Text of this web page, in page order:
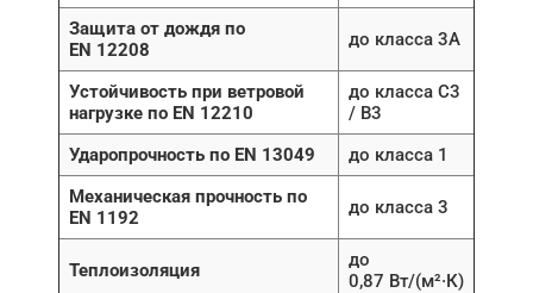
Защита от дождя по
EN 12208
до класса 3A
Устойчивость при ветровой
нагрузке по EN 12210
до класса C3
/ B3
Ударопрочность по EN 13049
до класса 1
Механическая прочность по
EN 1192
до класса 3
Теплоизоляция
до
0,87 Вт/(м²·К)